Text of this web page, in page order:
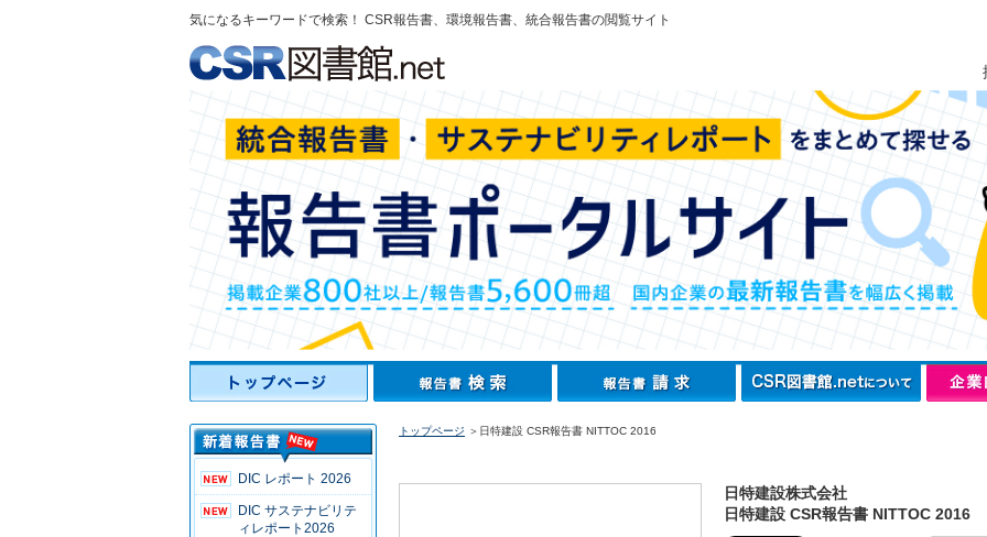
気になるキーワードで検索！ CSR報告書、環境報告書、統合報告書の閲覧サイト
DIC レポート 2026
DIC サステナビリテ
ィレポート2026
トップページ ＞日特建設 CSR報告書 NITTOC 2016
日特建設株式会社
日特建設 CSR報告書 NITTOC 2016